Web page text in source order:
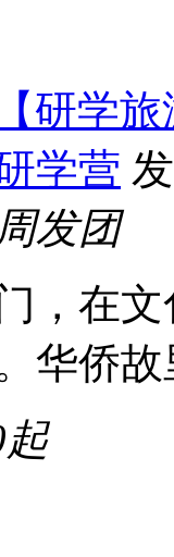
研学
学营
发团
，在
华侨
起